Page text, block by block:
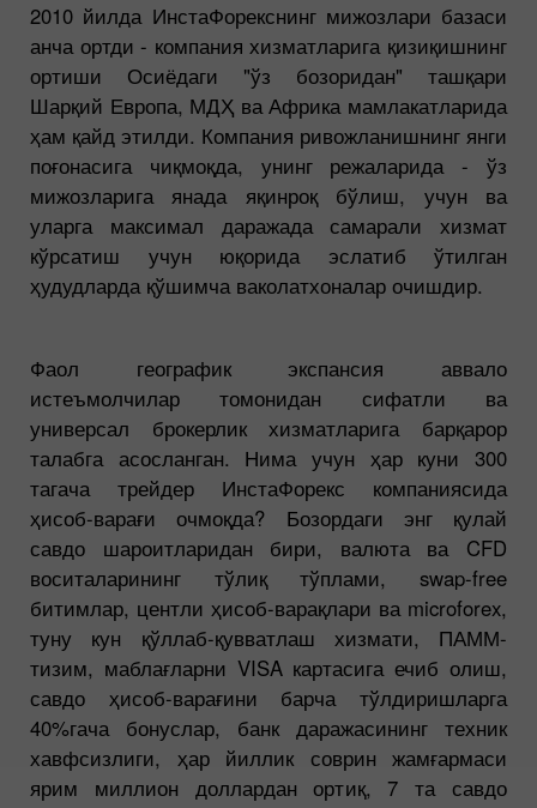
2010 йилда ИнстаФорекснинг мижозлари базаси
анча ортди - компания хизматларига қизиқишнинг
ортиши Осиёдаги "ўз бозоридан" ташқари
Шарқий Европа, МДҲ ва Африка мамлакатларида
ҳам қайд этилди. Компания ривожланишнинг янги
поғонасига чиқмоқда, унинг режаларида - ўз
мижозларига янада яқинроқ бўлиш, учун ва
уларга максимал даражада самарали хизмат
кўрсатиш учун юқорида эслатиб ўтилган
ҳудудларда қўшимча ваколатхоналар очишдир.
Фаол географик экспансия аввало
истеъмолчилар томонидан сифатли ва
универсал брокерлик хизматларига барқарор
талабга асосланган. Нима учун ҳар куни 300
тагача трейдер ИнстаФорекс компаниясида
ҳисоб-варағи очмоқда? Бозордаги энг қулай
савдо шароитларидан бири, валюта ва CFD
воситаларининг тўлиқ тўплами, swap-free
битимлар, центли ҳисоб-варақлари ва microforex,
туну кун қўллаб-қувватлаш хизмати, ПАММ-
тизим, маблағларни VISA картасига ечиб олиш,
савдо ҳисоб-варағини барча тўлдиришларга
40%гача бонуслар, банк даражасининг техник
хавфсизлиги, ҳар йиллик соврин жамғармаси
ярим миллион доллардан ортиқ, 7 та савдо